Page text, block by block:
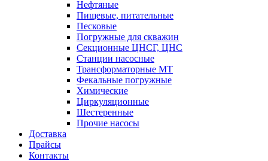
Нефтяные
Пищевые, питательные
Песковые
Погружные для скважин
Секционные ЦНСГ, ЦНС
Станции насосные
Трансформаторные МТ
Фекальные погружные
Химические
Циркуляционные
Шестеренные
Прочие насосы
Доставка
Прайсы
Контакты